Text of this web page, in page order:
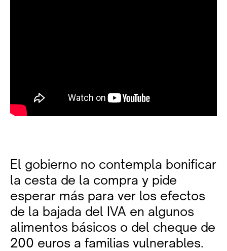
El gobierno no contempla bonificar
la cesta de la compra y pide
esperar más para ver los efectos
de la bajada del IVA en algunos
alimentos básicos o del cheque de
200 euros a familias vulnerables.